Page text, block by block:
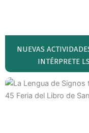
NUEVAS
INTÉRPRETE